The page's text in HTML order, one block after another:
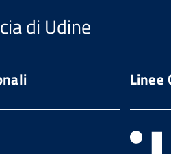
di Udine
Linee